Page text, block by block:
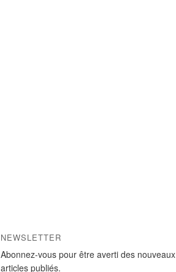
NEWSLETTER
Abonnez-vous pour être averti des nouveaux
articles publiés.